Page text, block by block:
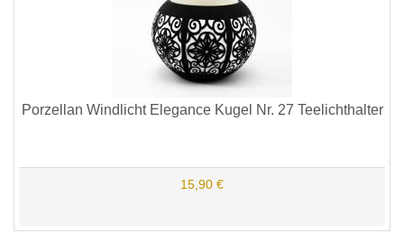
Porzellan Windlicht Elegance Kugel Nr. 27 Teelichthalter
15,90 €